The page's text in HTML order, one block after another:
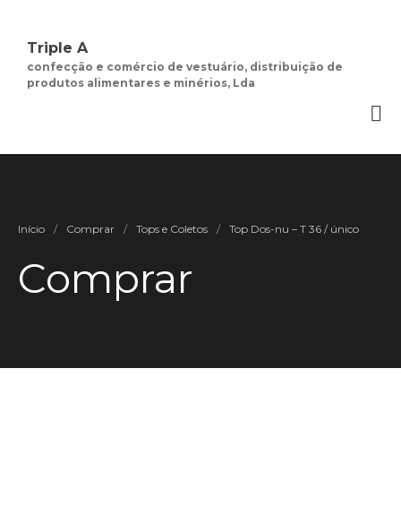
Moda Feminina
Social
Triple A
confecção e comércio de vestuário, distribuição de
produtos alimentares e minérios, Lda
Início / Comprar / Tops e Coletos / Top Dos-nu – T 36 / único
Comprar